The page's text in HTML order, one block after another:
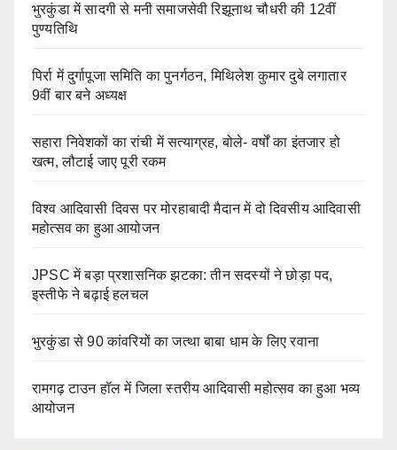
भुरकुंडा में सादगी से मनी समाजसेवी रिझूनाथ चौधरी की 12वीं
पुण्यतिथि
पिर्रा में दुर्गापूजा समिति का पुनर्गठन, मिथिलेश कुमार दुबे लगातार
9वीं बार बने अध्यक्ष
सहारा निवेशकों का रांची में सत्याग्रह, बोले- वर्षों का इंतजार हो
खत्म, लौटाई जाए पूरी रकम
विश्व आदिवासी दिवस पर मोरहाबादी मैदान में दो दिवसीय आदिवासी
महोत्सव का हुआ आयोजन
JPSC में बड़ा प्रशासनिक झटका: तीन सदस्यों ने छोड़ा पद,
इस्तीफे ने बढ़ाई हलचल
भुरकुंडा से 90 कांवरियों का जत्था बाबा धाम के लिए रवाना
रामगढ़ टाउन हॉल में जिला स्तरीय आदिवासी महोत्सव का हुआ भव्य
आयोजन